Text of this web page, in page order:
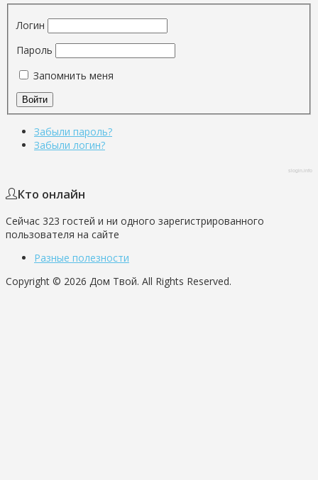
Логин
Пароль
Запомнить меня
Забыли пароль?
Забыли логин?
slogin.info
Кто онлайн
Сейчас 323 гостей и ни одного зарегистрированного
пользователя на сайте
Разные полезности
Copyright © 2026 Дом Твой. All Rights Reserved.